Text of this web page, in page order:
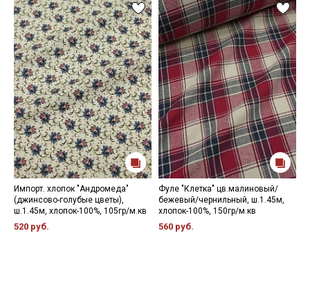
Импорт. хлопок "Андромеда"
(джинсово-голубые цветы),
ш.1.45м, хлопок-100%, 105гр/м.кв
520 руб.
Фуле "Клетка" цв.малиновый/
бежевый/чернильный, ш.1.45м,
хлопок-100%, 150гр/м.кв
560 руб.